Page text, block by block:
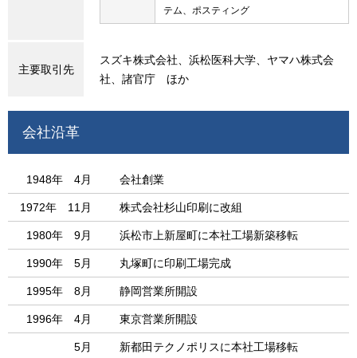
テム、ポスティング
主要取引先
スズキ株式会社、浜松医科大学、ヤマハ株式会
社、諸官庁 ほか
会社沿革
1948年 4月 会社創業
1972年 11月 株式会社杉山印刷に改組
1980年 9月 浜松市上新屋町に本社工場新築移転
1990年 5月 丸塚町に印刷工場完成
1995年 8月 静岡営業所開設
1996年 4月 東京営業所開設
5月 新都田テクノポリスに本社工場移転